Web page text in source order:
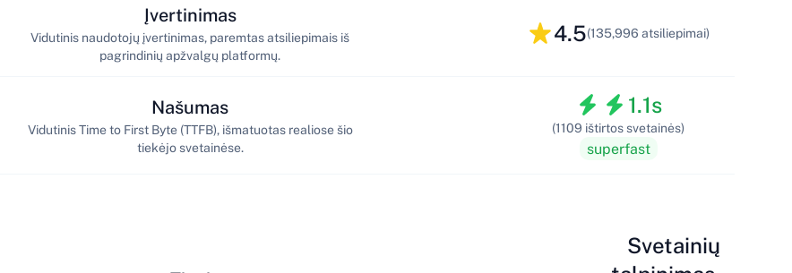
Įvertinimas
Vidutinis naudotojų įvertinimas, paremtas atsiliepimais iš
pagrindinių apžvalgų platformų.
4.5(135,996 atsiliepimai)
Našumas
Vidutinis Time to First Byte (TTFB), išmatuotas realiose šio
tiekėjo svetainėse.
1.1s
(1109 ištirtos svetainės)
superfast
Svetainių